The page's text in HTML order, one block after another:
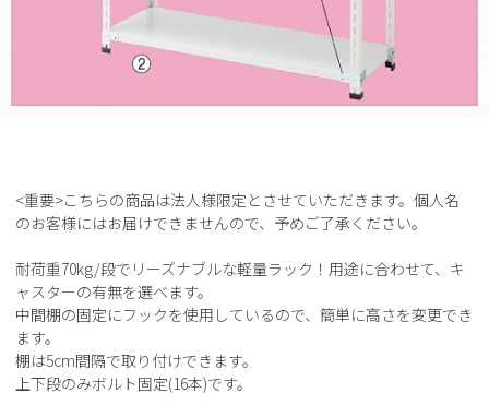
<重要>こちらの商品は法人様限定とさせていただきます。個人名
のお客様にはお届けできませんので、予めご了承ください。
耐荷重70kg/段でリーズナブルな軽量ラック！用途に合わせて、キ
ャスターの有無を選べます。
中間棚の固定にフックを使用しているので、簡単に高さを変更でき
ます。
棚は5cm間隔で取り付けできます。
上下段のみボルト固定(16本)です。